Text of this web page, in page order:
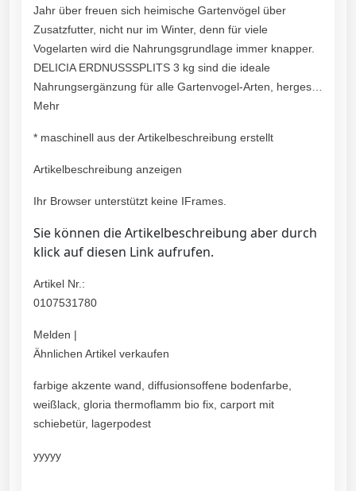
Jahr über freuen sich heimische Gartenvögel über
Zusatzfutter, nicht nur im Winter, denn für viele
Vogelarten wird die Nahrungsgrundlage immer knapper.
DELICIA ERDNUSSSPLITS 3 kg sind die ideale
Nahrungsergänzung für alle Gartenvogel-Arten, herges…
Mehr
* maschinell aus der Artikelbeschreibung erstellt
Artikelbeschreibung anzeigen
Ihr Browser unterstützt keine IFrames.
Sie können die Artikelbeschreibung aber durch
klick auf diesen Link aufrufen.
Artikel Nr.:
0107531780
Melden |
Ähnlichen Artikel verkaufen
farbige akzente wand, diffusionsoffene bodenfarbe,
weißlack, gloria thermoflamm bio fix, carport mit
schiebetür, lagerpodest
yyyyy